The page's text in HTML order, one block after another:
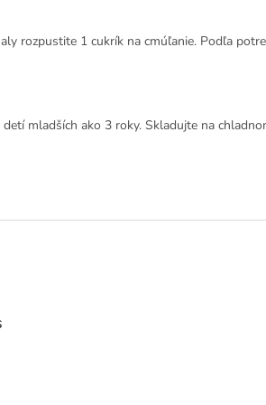
rozpustite 1 cukrík na cmúľanie. Podľa
mladších ako 3 roky. Skladujte na